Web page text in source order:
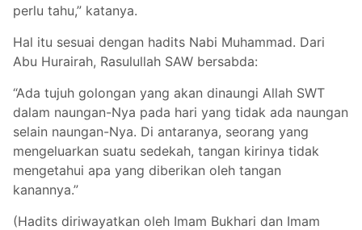
perlu tahu,” katanya.
Hal itu sesuai dengan hadits Nabi Muhammad. Dari
Abu Hurairah, Rasulullah SAW bersabda:
“Ada tujuh golongan yang akan dinaungi Allah SWT
dalam naungan-Nya pada hari yang tidak ada naungan
selain naungan-Nya. Di antaranya, seorang yang
mengeluarkan suatu sedekah, tangan kirinya tidak
mengetahui apa yang diberikan oleh tangan
kanannya.”
(Hadits diriwayatkan oleh Imam Bukhari dan Imam